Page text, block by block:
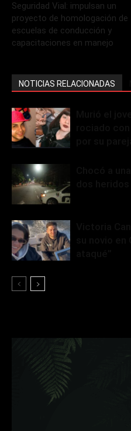
Seguridad Vial: impulsan un
proyecto de homologación de
escuelas de conducción y
capacitaciones en manejo
NOTICIAS RELACIONADAS